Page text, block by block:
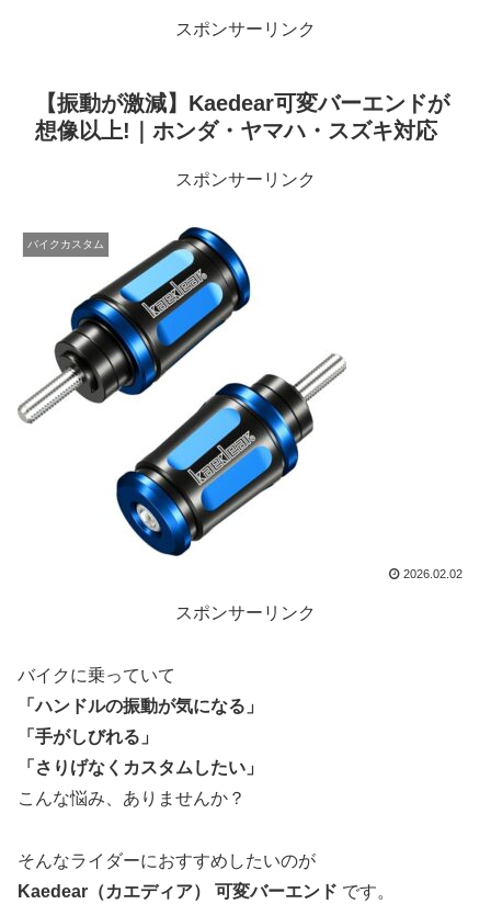
スポンサーリンク
【振動が激減】Kaedear可変バーエンドが
想像以上!｜ホンダ・ヤマハ・スズキ対応
スポンサーリンク
バイクカスタム
2026.02.02
スポンサーリンク
バイクに乗っていて
「ハンドルの振動が気になる」
「手がしびれる」
「さりげなくカスタムしたい」
こんな悩み、ありませんか？
そんなライダーにおすすめしたいのが
Kaedear（カエディア） 可変バーエンド です。